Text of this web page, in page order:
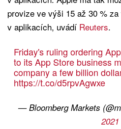
provize ve výši 15 až 30 %
v aplikacích, uvádí Reuters.
Friday's ruling ordering
to its App Store business
company a few billion
https://t.co/d5rpvAgwxe
— Bloomberg Markets
2021